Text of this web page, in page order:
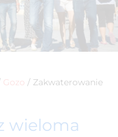
Gozo / Zakwaterowanie
wieloma